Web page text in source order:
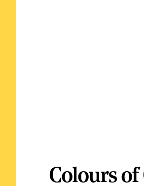
Colours of